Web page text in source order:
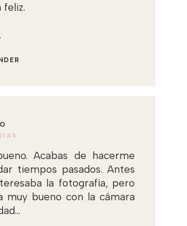
feliz.
Acabas de hacerme
tiempos pasados. Antes
la fotografía, pero
muy bueno con la cámara